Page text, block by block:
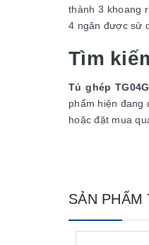
thành 3 khoang
4 ngăn được sử
Tìm
Tủ ghép
phẩm hiện đang
hoặc đặt mua
SẢN